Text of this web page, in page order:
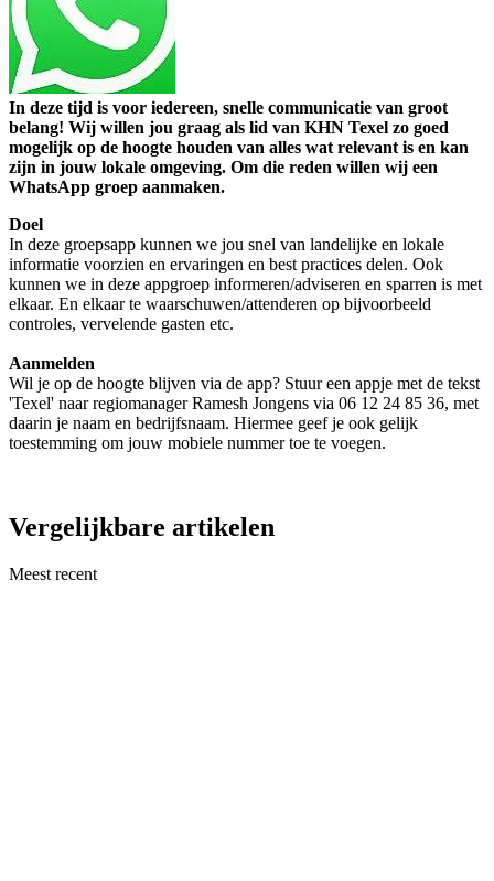
In deze tijd is voor iedereen, snelle communicatie van groot
belang! Wij willen jou graag als lid van KHN Texel zo goed
mogelijk op de hoogte houden van alles wat relevant is en kan
zijn in jouw lokale omgeving. Om die reden willen wij een
WhatsApp groep aanmaken.
Doel
In deze groepsapp kunnen we jou snel van landelijke en lokale
informatie voorzien en ervaringen en best practices delen. Ook
kunnen we in deze appgroep informeren/adviseren en sparren is met
elkaar. En elkaar te waarschuwen/attenderen op bijvoorbeeld
controles, vervelende gasten etc.
Aanmelden
Wil je op de hoogte blijven via de app? Stuur een appje met de tekst
'Texel' naar regiomanager Ramesh Jongens via 06 12 24 85 36, met
daarin je naam en bedrijfsnaam. Hiermee geef je ook gelijk
toestemming om jouw mobiele nummer toe te voegen.
Vergelijkbare artikelen
Meest recent